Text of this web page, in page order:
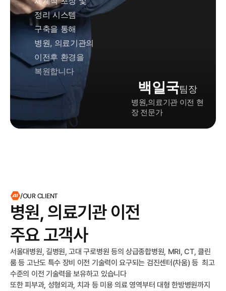
정리 시스템
구축을 통해
병원, 의료기관의
이전후 환경을
복원합니다
백일국팀장
병원,의료기관 이전 현
장 전문가
/OUR CLIENT
병원, 의료기관 이전
주요 고객사
서울대병원, 길병원, 고대 구로병원 등의 상급종합병원, MRI, CT, 클린
룸 등 고난도 특수 장비 이전 기술력이 요구되는 검진센터(차움) 등  최고
수준의 이전 기술력을 보유하고 있습니다
또한 피부과, 성형외과, 치과 등 미용 의료 영역부터 대형 한방병원까지